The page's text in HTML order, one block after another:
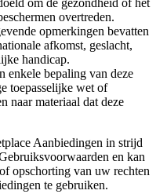
overtreden.
opmerkingen bevatten
afkomst, geslacht,
handicap.
enkele bepaling van deze
toepasselijke wet of
naar materiaal dat deze
Aanbiedingen in strijd
en kan
opschorting van uw rechten
te gebruiken.